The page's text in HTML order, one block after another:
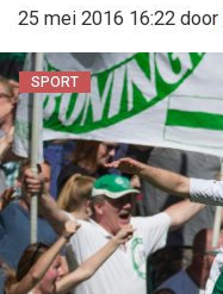
25 mei 2016 16:22 door
SPORT